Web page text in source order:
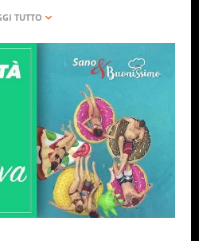
prima di fare sport
il sistema immunitario
buona dose di vitamina C
alla pelle Melone:
e folati, sostanze
cellulari